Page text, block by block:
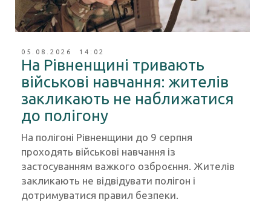
05.08.2026 14:02
На Рівненщині тривають
військові навчання: жителів
закликають не наближатися
до полігону
На полігоні Рівненщини до 9 серпня
проходять військові навчання із
застосуванням важкого озброєння. Жителів
закликають не відвідувати полігон і
дотримуватися правил безпеки.